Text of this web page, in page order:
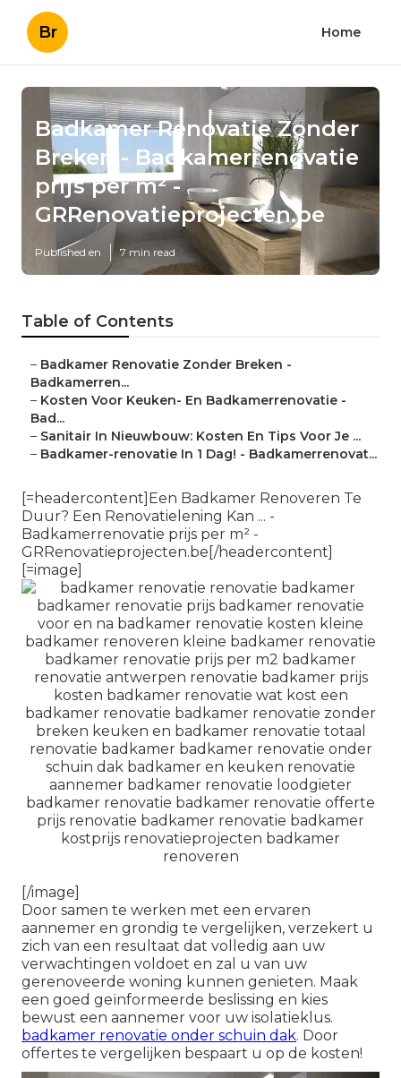
Br Home
Badkamer Renovatie Zonder
Breken - Badkamerrenovatie
prijs per m² -
GRRenovatieprojecten.be
Published en 7 min read
Table of Contents
– Badkamer Renovatie Zonder Breken -
Badkamerren...
– Kosten Voor Keuken- En Badkamerrenovatie -
Bad...
– Sanitair In Nieuwbouw: Kosten En Tips Voor Je ...
– Badkamer-renovatie In 1 Dag! - Badkamerrenovat...
[=headercontent]Een Badkamer Renoveren Te
Duur? Een Renovatielening Kan ... -
Badkamerrenovatie prijs per m² -
GRRenovatieprojecten.be[/headercontent]
[=image]
[/image]
Door samen te werken met een ervaren
aannemer en grondig te vergelijken, verzekert u
zich van een resultaat dat volledig aan uw
verwachtingen voldoet en zal u van uw
gerenoveerde woning kunnen genieten. Maak
een goed geïnformeerde beslissing en kies
bewust een aannemer voor uw isolatieklus.
badkamer renovatie onder schuin dak. Door
offertes te vergelijken bespaart u op de kosten!